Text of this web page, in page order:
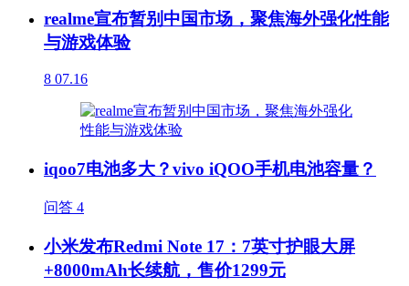
realme宣布暂别中国市场，聚焦海外强化性能
与游戏体验
8 07.16
iqoo7电池多大？vivo iQOO手机电池容量？
问答 4
小米发布Redmi Note 17：7英寸护眼大屏
+8000mAh长续航，售价1299元